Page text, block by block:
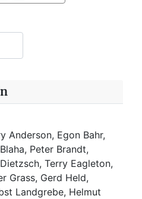
Anderson, Egon Bahr,
Peter Brandt,
Terry Eagleton,
Grass, Gerd Held,
Landgrebe, Helmut